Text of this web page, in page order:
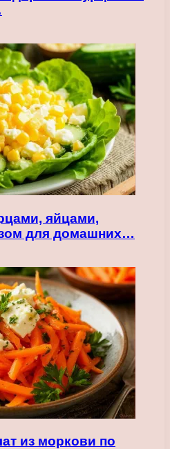
яйцами,
для домашних…
из моркови по